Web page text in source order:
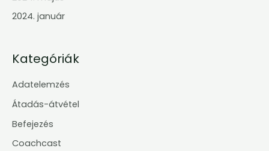
2024. január
Kategóriák
Adatelemzés
Átadás-átvétel
Befejezés
Coachcast